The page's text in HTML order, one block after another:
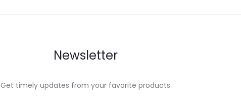
Newsletter
Get timely updates from your favorite products